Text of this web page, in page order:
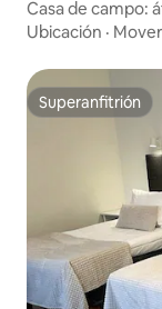
Casa de campo:
Ubicación ·
Superanfitrión
Superanfitrión